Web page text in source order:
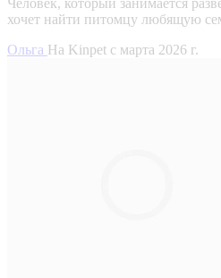
хочет найти питомцу любящую
Ольга На Kinpet c марта 2026 г.